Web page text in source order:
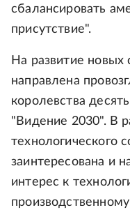
сбалансировать
присутствие".
На развитие новых
направлена
королевства
"Видение 2030". В
технологического
заинтересована и
интерес к